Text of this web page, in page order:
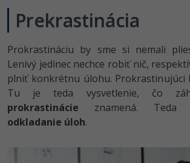
Swift -80%
Kotlin -80%
Céčko -80%
VB.NET
Copywriting -30%
MS Office -80%
Google Dokumenty
Time management
Prekrastinácia
Prokrastináciu by sme si nemali
Lenivý jedinec nechce robiť nič,
plniť konkrétnu úlohu. Prokrastinujúci
Tu je teda vysvetlenie, čo
prokrastinácie znamená. Teda
odkladanie úloh.